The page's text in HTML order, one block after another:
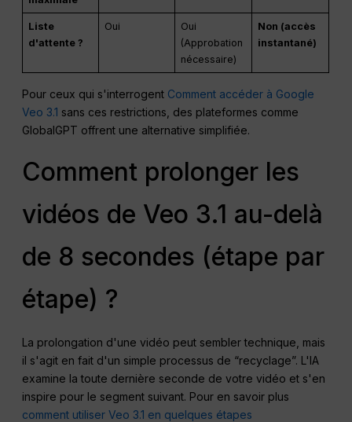
Liste
d'attente ?
Oui
Oui
(Approbation
nécessaire)
Non (accès
instantané)
Pour ceux qui s'interrogent Comment accéder à Google
Veo 3.1 sans ces restrictions, des plateformes comme
GlobalGPT offrent une alternative simplifiée.
Comment prolonger les
vidéos de Veo 3.1 au-delà
de 8 secondes (étape par
étape) ?
La prolongation d'une vidéo peut sembler technique, mais
il s'agit en fait d'un simple processus de “recyclage”. L'IA
examine la toute dernière seconde de votre vidéo et s'en
inspire pour le segment suivant. Pour en savoir plus
comment utiliser Veo 3.1 en quelques étapes